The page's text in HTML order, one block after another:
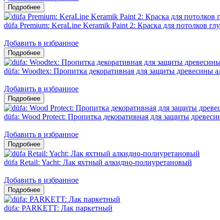
düfa Premium: KeraLine Keramik Paint 2: Краска для потолков
Добавить в избранное
düfa: Woodtex: Пропитка декоративная для защиты древесины
Добавить в избранное
düfa: Wood Protect: Пропитка декоративная для защиты
Добавить в избранное
düfa Retail: Yacht: Лак яхтный алкидно-полиуретановый
Добавить в избранное
düfa: PARKETT: Лак паркетный